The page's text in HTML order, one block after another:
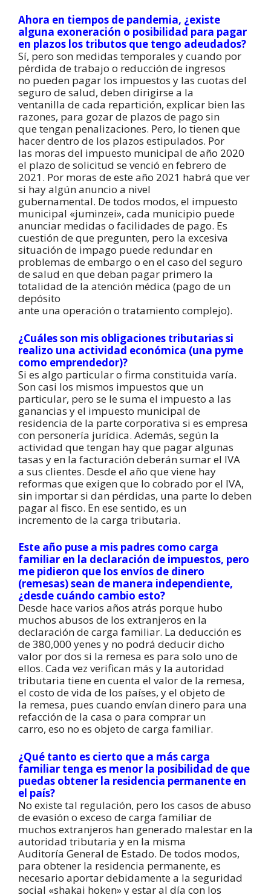
Ahora en tiempos de pandemia, ¿existe
alguna exoneración o posibilidad para pagar
en plazos los tributos que tengo adeudados?
Sí, pero son medidas temporales y cuando por
pérdida de trabajo o reducción de ingresos
no pueden pagar los impuestos y las cuotas del
seguro de salud, deben dirigirse a la
ventanilla de cada repartición, explicar bien las
razones, para gozar de plazos de pago sin
que tengan penalizaciones. Pero, lo tienen que
hacer dentro de los plazos estipulados. Por
las moras del impuesto municipal de año 2020
el plazo de solicitud se venció en febrero de
2021. Por moras de este año 2021 habrá que ver
si hay algún anuncio a nivel
gubernamental. De todos modos, el impuesto
municipal «juminzei», cada municipio puede
anunciar medidas o facilidades de pago. Es
cuestión de que pregunten, pero la excesiva
situación de impago puede redundar en
problemas de embargo o en el caso del seguro
de salud en que deban pagar primero la
totalidad de la atención médica (pago de un
depósito
ante una operación o tratamiento complejo).
¿Cuáles son mis obligaciones tributarias si
realizo una actividad económica (una pyme
como emprendedor)?
Si es algo particular o firma constituida varía.
Son casi los mismos impuestos que un
particular, pero se le suma el impuesto a las
ganancias y el impuesto municipal de
residencia de la parte corporativa si es empresa
con personería jurídica. Además, según la
actividad que tengan hay que pagar algunas
tasas y en la facturación deberán sumar el IVA
a sus clientes. Desde el año que viene hay
reformas que exigen que lo cobrado por el IVA,
sin importar si dan pérdidas, una parte lo deben
pagar al fisco. En ese sentido, es un
incremento de la carga tributaria.
Este año puse a mis padres como carga
familiar en la declaración de impuestos, pero
me pidieron que los envíos de dinero
(remesas) sean de manera independiente,
¿desde cuándo cambio esto?
Desde hace varios años atrás porque hubo
muchos abusos de los extranjeros en la
declaración de carga familiar. La deducción es
de 380,000 yenes y no podrá deducir dicho
valor por dos si la remesa es para solo uno de
ellos. Cada vez verifican más y la autoridad
tributaria tiene en cuenta el valor de la remesa,
el costo de vida de los países, y el objeto de
la remesa, pues cuando envían dinero para una
refacción de la casa o para comprar un
carro, eso no es objeto de carga familiar.
¿Qué tanto es cierto que a más carga
familiar tenga es menor la posibilidad de que
puedas obtener la residencia permanente en
el país?
No existe tal regulación, pero los casos de abuso
de evasión o exceso de carga familiar de
muchos extranjeros han generado malestar en la
autoridad tributaria y en la misma
Auditoría General de Estado. De todos modos,
para obtener la residencia permanente, es
necesario aportar debidamente a la seguridad
social «shakai hoken» y estar al día con los